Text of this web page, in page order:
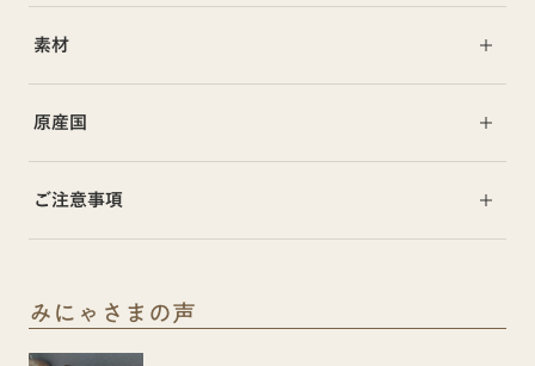
素材
原産国
ご注意事項
みにゃさまの声